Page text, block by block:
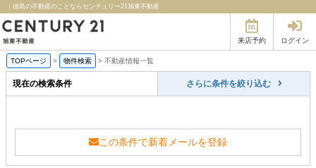
｜徳島の不動産のことならセンチュリー21旭東不動産
来店予約 ログイン
TOPページ > 物件検索 > 不動産情報一覧
現在の検索条件 さらに条件を絞り込む
この条件で新着メールを登録